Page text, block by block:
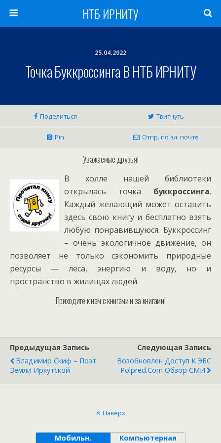
НТБ ИРНИТУ
25.04.2022
Точка Буккроссинга В НТБ ИРНИТУ
Поделиться Твитнуть
Pin Отпр. по эл. почте
Уважаемые друзья!
В холле нашей библиотеки
открылась точка буккроссинга.
Каждый желающий может оставить
здесь свою книгу и бесплатно взять
любую понравившуюся. Буккроссинг
– очень экологичное движение, он
позволяет не только сэкономить природные
ресурсы — леса, энергию и воду, но и
пространство в жилищах людей.
Приходите к нам с книгами и за книгами!
Предыдущая Запись
Владимир Скиф – Поэт
Земли Иркутской
Следующая Запись
Возобновлен Доступ К ЭБС
Polpred.com Обзор СМИ
Наверх
Мобильн. Компьютерная